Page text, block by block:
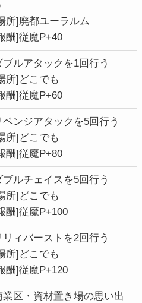
所]廃都ユーラルム
酬]従魔P+40
ブルアタックを1回行う
所]どこでも
酬]従魔P+60
ベンジアタックを5回行う
所]どこでも
酬]従魔P+80
ブルチェイスを5回行う
所]どこでも
酬]従魔P+100
リィバーストを2回行う
所]どこでも
酬]従魔P+120
業区・資材置き場の思い出